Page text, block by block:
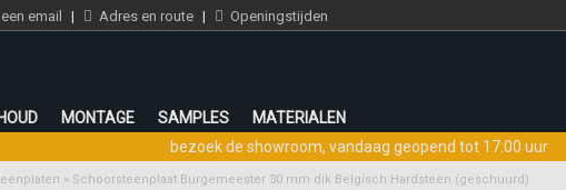
email | Adres en route | Openingstijden
MONTAGE SAMPLES
MATERIALEN
bezoek de showroom, vandaag geopend tot 17:00 uur
» Schoorsteenplaat Burgemeester 30 mm dik Belgisch Hardsteen (geschuurd)